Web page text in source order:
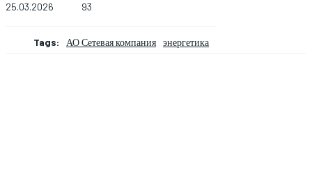
25.03.2026 93
Tags: АО Сетевая компания энергетика